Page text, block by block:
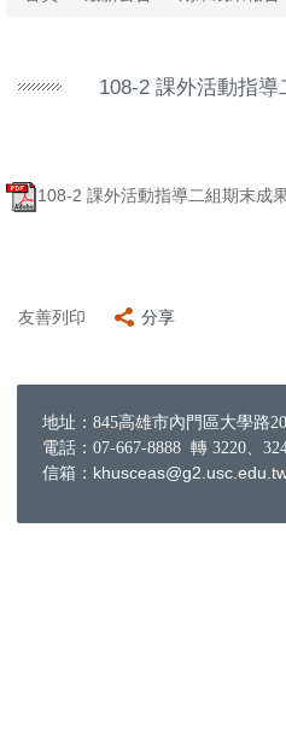
108-2 課外活動指
108-2 課外活動指導二組期末成
友善列印 分享
地址：845高雄市內門區大學路
電話：07-667-8888 轉 3220、
信箱：